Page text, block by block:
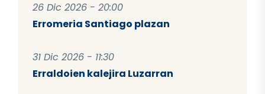
26 Dic 2026 - 20:00
Erromeria Santiago plazan
31 Dic 2026 - 11:30
Erraldoien kalejira Luzarran